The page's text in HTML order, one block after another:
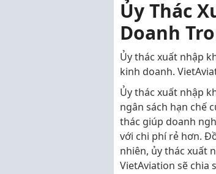
Ủy Thác
Doanh
Ủy thác xuất nhập
kinh doanh.
Ủy thác xuất nhập
ngân sách hạn chế
thác giúp doanh
với chi phí rẻ hơn.
nhiên, ủy thác xuất
VietAviation sẽ chia